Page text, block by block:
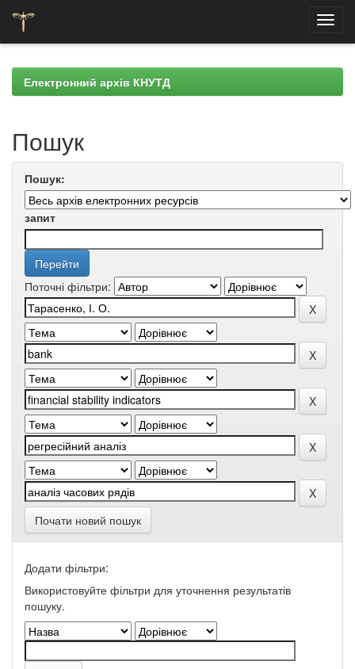
navigationЕлектронний архів КНУТД
Пошук
Пошук:
запит
Поточні фільтри:
Почати новий пошук
Додати фільтри:
Використовуйте фільтри для уточнення результатів
пошуку.